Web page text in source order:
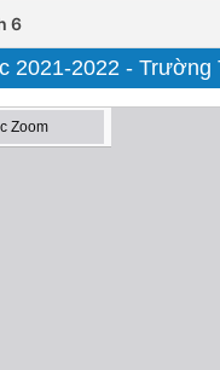
6
2021-2022 -